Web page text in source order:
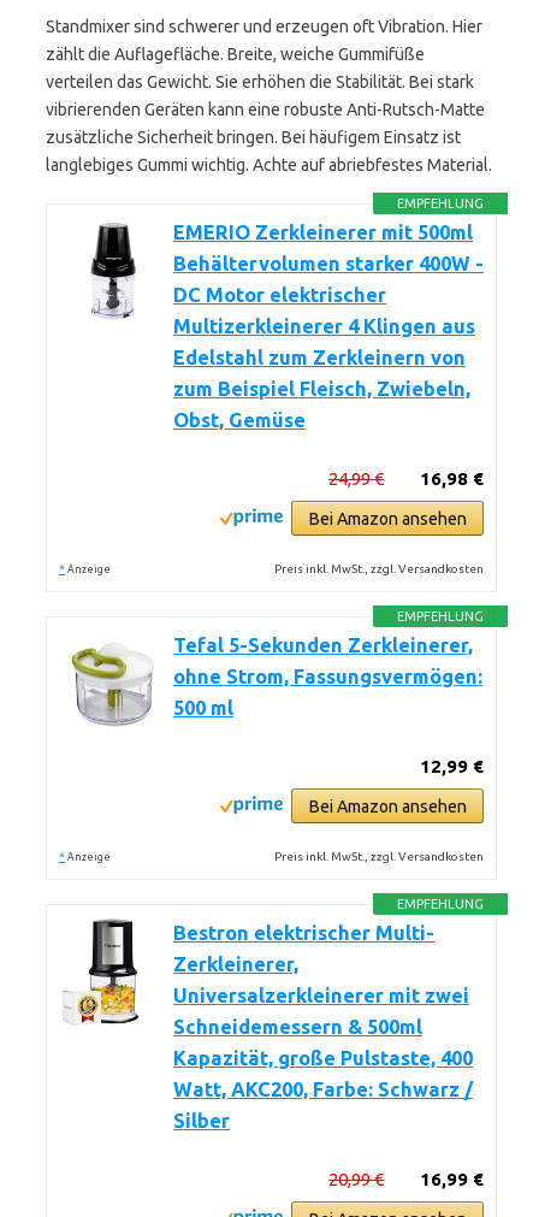
Standmixer sind schwerer und erzeugen oft Vibration. Hier
zählt die Auflagefläche. Breite, weiche Gummifüße
verteilen das Gewicht. Sie erhöhen die Stabilität. Bei stark
vibrierenden Geräten kann eine robuste Anti-Rutsch-Matte
zusätzliche Sicherheit bringen. Bei häufigem Einsatz ist
langlebiges Gummi wichtig. Achte auf abriebfestes Material.
EMPFEHLUNG
EMERIO Zerkleinerer mit 500ml
Behältervolumen starker 400W -
DC Motor elektrischer
Multizerkleinerer 4 Klingen aus
Edelstahl zum Zerkleinern von
zum Beispiel Fleisch, Zwiebeln,
Obst, Gemüse
16,98 €
24,99 €
Bei Amazon ansehen
* Anzeige Preis inkl. MwSt., zzgl. Versandkosten
EMPFEHLUNG
Tefal 5-Sekunden Zerkleinerer,
ohne Strom, Fassungsvermögen:
500 ml
12,99 €
Bei Amazon ansehen
* Anzeige Preis inkl. MwSt., zzgl. Versandkosten
EMPFEHLUNG
Bestron elektrischer Multi-
Zerkleinerer,
Universalzerkleinerer mit zwei
Schneidemessern & 500ml
Kapazität, große Pulstaste, 400
Watt, AKC200, Farbe: Schwarz /
Silber
16,99 €
20,99 €